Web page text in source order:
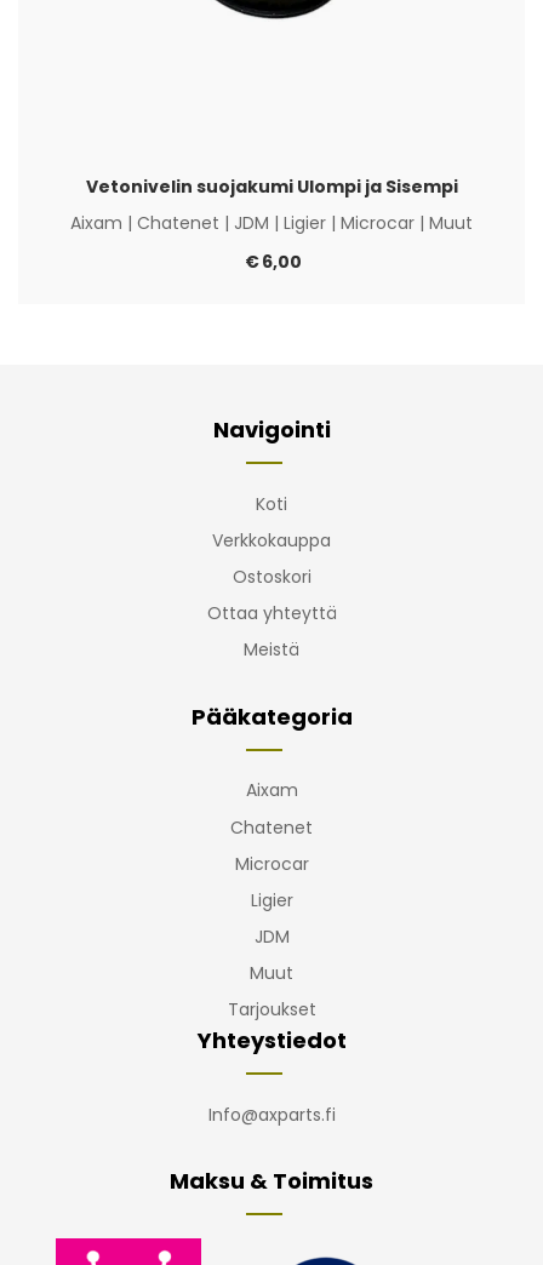
Vetonivelin suojakumi Ulompi ja Sisempi
Aixam | Chatenet | JDM | Ligier | Microcar | Muut
€6,00
Navigointi
Koti
Verkkokauppa
Ostoskori
Ottaa yhteyttä
Meistä
Pääkategoria
Aixam
Chatenet
Microcar
Ligier
JDM
Muut
Tarjoukset
Yhteystiedot
Info@axparts.fi
Maksu & Toimitus